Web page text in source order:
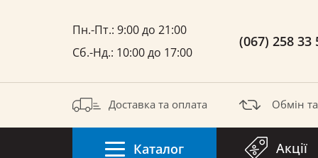
Пн.-Пт.: 9:00 до 21:00
Сб.-Нд.: 10:00 до 17:00
(067) 258 33
Доставка та оплата Обмін
Каталог Акції